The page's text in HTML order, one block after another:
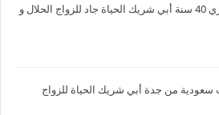
سعودية عمري 40 سنة أبي شريك الحياة جاد للزواج الحلال و
سعودية من جدة أبي شريك الحياة للزواج